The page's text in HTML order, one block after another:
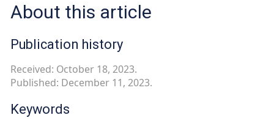
About this article
Publication history
Received: October 18, 2023.
Published: December 11, 2023.
Keywords